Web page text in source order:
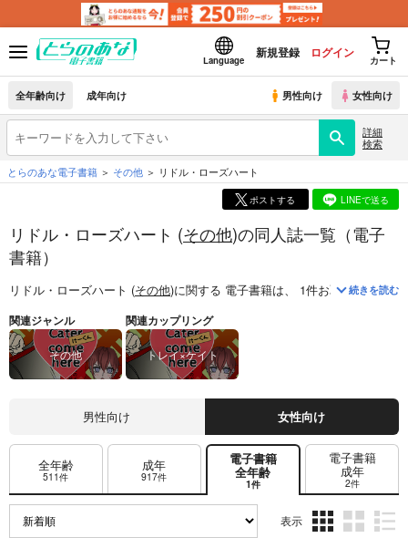
Language
新規登録 ログイン
カート
全年齢向け 成年向け 男性向け 女性向け
詳細
検索
とらのあな電子書籍 その他 リドル・ローズハート
ポストする LINEで送る
リドル・ローズハート (その他)の同人誌一覧（電子
書籍）
リドル・ローズハート (その他)に関する 電子書籍は、 1件お取り扱いがご
続きを読む
関連ジャンル
その他
関連カップリング
トレイ×ケイト
男性向け 女性向け
全年齢
511件
成年
917件
電子書籍
全年齢
1件
電子書籍
成年
2件
表示